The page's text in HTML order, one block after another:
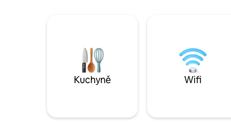
Kuchyně Wifi